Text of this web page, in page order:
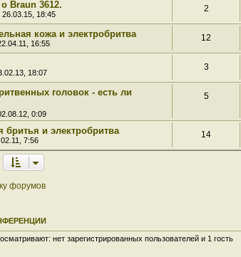
Braun 3612.
26.03.15, 18:45
2
кожа и электробритва
16:55
12
18:07
3
головок - есть ли
0:09
5
и электробритва
7:56
14
форумов
нет зарегистрированных пользователей и 1 гость